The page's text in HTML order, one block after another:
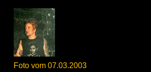
Foto vom 07.03.2003